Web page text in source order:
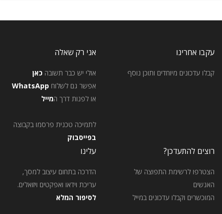
עקבו אחרינו
קבלו עדכונים מיוחדים ותוכן נוסף
אני רק שאלה
אולי יש כבר תשובה כאן
אפשר גם לשלוח WhatsApp
או לפנות דרך המייל
לתמיכה טכנית פרסמו בקבוצה
בפייסבוק
רוצים להתעדכן?
הצטרפו לרשימת התפוצה של
האנשים
המוכשרים וקבלו עדכונים במייל
עלינו
הדרכה בתחום עיצוב למסך,
עריכת וידאו ואפקטים ויזואלים.
לסיפור המלא